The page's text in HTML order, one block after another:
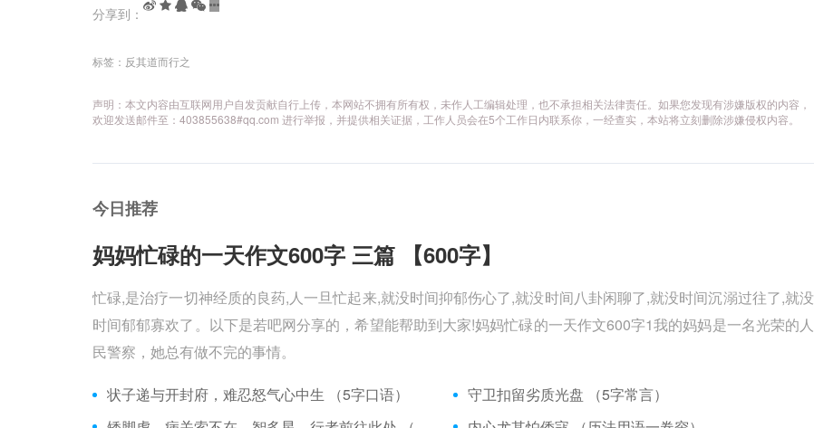
分享到：
标签： 反其道而行之
声明：本文内容由互联网用户自发贡献自行上传，本网站不拥有所有权，未作人工编辑处理，也不承担相关法律责任。如果您发现有涉嫌版权的内容，
欢迎发送邮件至：403855638#qq.com 进行举报，并提供相关证据，工作人员会在5个工作日内联系你，一经查实，本站将立刻删除涉嫌侵权内容。
今日推荐
妈妈忙碌的一天作文600字 三篇 【600字】
忙碌,是治疗一切神经质的良药,人一旦忙起来,就没时间抑郁伤心了,就没时间八卦闲聊了,就没时间沉溺过往了,就没
时间郁郁寡欢了。以下是若吧网分享的，希望能帮助到大家!妈妈忙碌的一天作文600字1我的妈妈是一名光荣的人
民警察，她总有做不完的事情。
状子递与开封府，难忍怒气心中生 （5字口语）
守卫扣留劣质光盘 （5字常言）